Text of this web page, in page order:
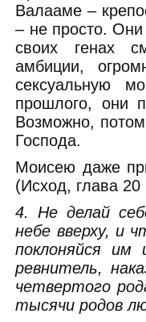
Валааме –
– не просто.
своих генах
амбиции,
сексуальную
прошлого, они
Возможно,
Господа.
Моисею даже
(Исход, глава 20
4. Не делай
небе вверху, и
поклоняйся
ревнитель,
четвертого
тысячи родов